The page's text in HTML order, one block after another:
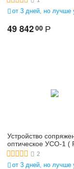
от 3 дней, но лучше
49 84200 Р
Устройство
оптическое УСО-1 (
оптопорт )
2
от 3 дней, но лучше